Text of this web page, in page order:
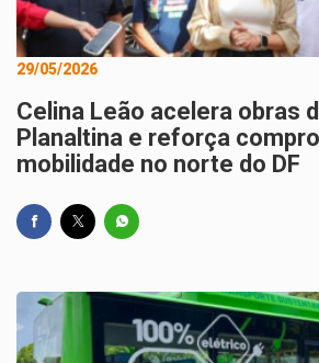
29/05/2026
Celina Leão acelera obras
Planaltina e reforça
mobilidade no norte do DF